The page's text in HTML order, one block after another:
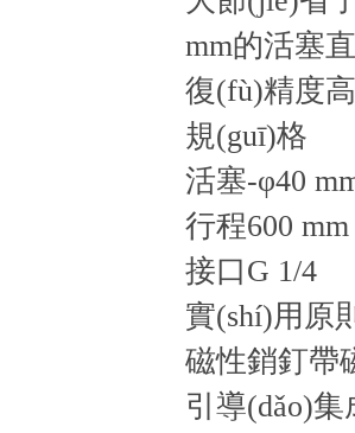
mm的活塞
復(fù)精度
規(guī)格
活塞-φ40
行程600 mm
接口G 1/4
實(shí)用原
磁性銷釘帶
引導(dǎo)